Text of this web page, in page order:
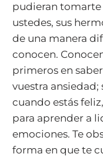
pudieran tomarte
ustedes, sus
de una manera
conocen.
primeros en
vuestra ansiedad;
cuando estás
para aprender a
emociones. Te
forma en que te